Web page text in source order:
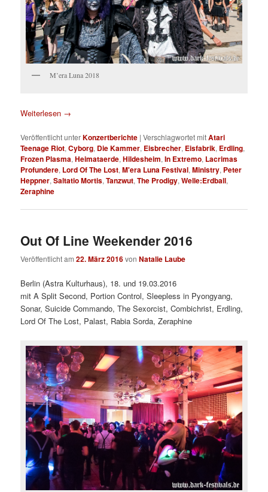
M’era Luna 2018
Weiterlesen →
Veröffentlicht unterKonzertberichte |Verschlagwortet mitAtari
Teenage Riot,Cyborg, Die Kammer, Eisbrecher, Eisfabrik, Erdling,
Frozen Plasma,Heimataerde,Hildesheim,In Extremo, Lacrimas
Profundere, Lord Of The Lost,M'era Luna Festival,Ministry, Peter
Heppner,Saltatio Mortis,Tanzwut,The Prodigy,Welle:Erdball,
Zeraphine
Out Of Line Weekender 2016
Veröffentlicht am22. März 2016vonNatalie Laube
Berlin (Astra Kulturhaus), 18. und 19.03.2016
mit A Split Second, Portion Control, Sleepless in Pyongyang,
Sonar, Suicide Commando, The Sexorcist, Combichrist, Erdling,
Lord Of The Lost, Palast, Rabia Sorda, Zeraphine